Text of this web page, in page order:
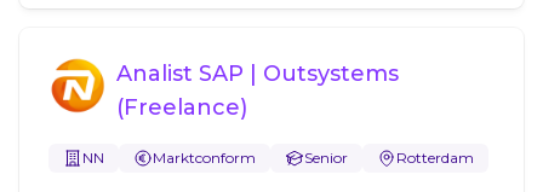
Analist SAP | Outsystems
(Freelance)
NN Marktconform Senior Rotterdam